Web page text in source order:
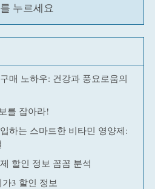
누르세요
매 노하우: 건강과 풍요로움의
를 잡아라!
하는 스마트한 비타민 영양제:
할인 정보 꼼꼼 분석
3 할인 정보